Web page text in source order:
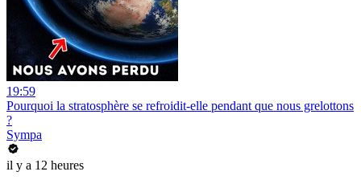
19:59
Pourquoi la stratosphère se refroidit-elle pendant que nous grelottons
?
Sympa
il y a 12 heures